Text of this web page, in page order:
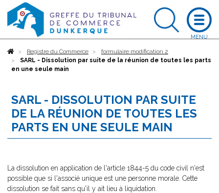
AccueilRegistre du Commerce
formulaire modification 2
SARL - Dissolution par suite de la réunion de toutes les parts
en une seule main
SARL - DISSOLUTION PAR SUITE
DE LA RÉUNION DE TOUTES LES
PARTS EN UNE SEULE MAIN
La dissolution en application de l'article 1844-5 du code civil n'est
possible que si l'associé unique est une personne morale. Cette
dissolution se fait sans qu'il y ait lieu à liquidation.